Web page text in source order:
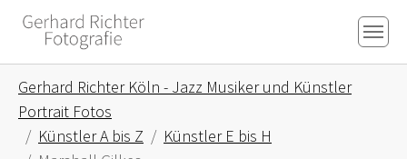
Skip to main content
Skip to page footer
Gerhard Richter Köln - Jazz Musiker und Künstler
Portrait Fotos
Künstler A bis Z
Künstler E bis H